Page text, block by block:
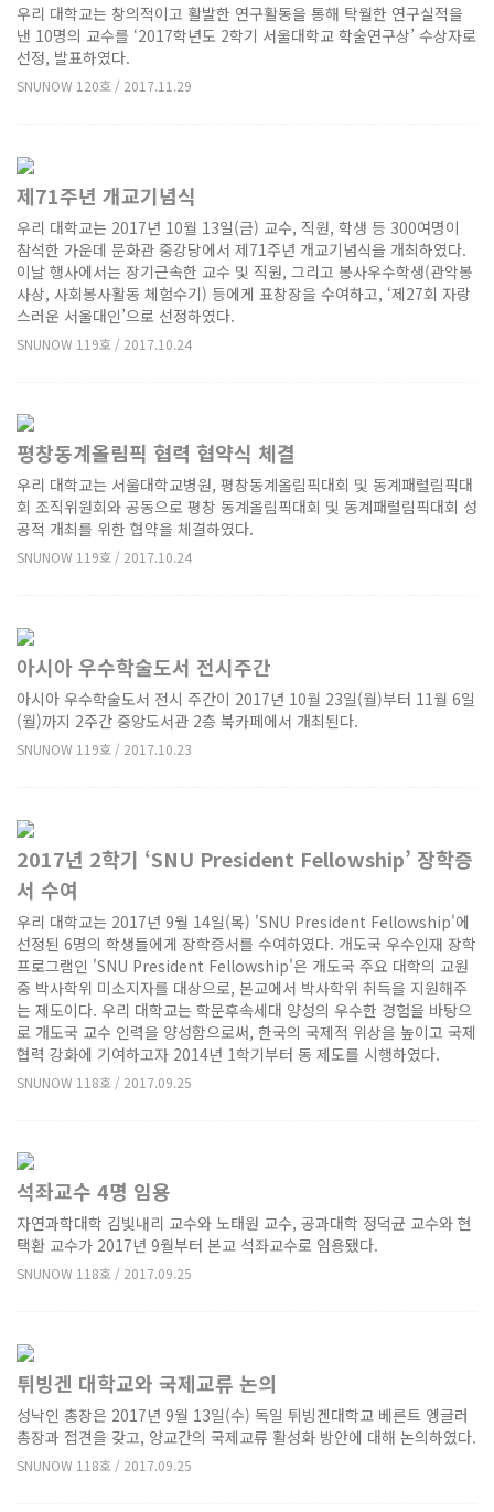
우리 대학교는 창의적이고 활발한 연구활동을 통해 탁월한 연구실적을
낸 10명의 교수를 ‘2017학년도 2학기 서울대학교 학술연구상’ 수상자로
선정, 발표하였다.
SNUNOW 120호 / 2017.11.29
제71주년 개교기념식
우리 대학교는 2017년 10월 13일(금) 교수, 직원, 학생 등 300여명이
참석한 가운데 문화관 중강당에서 제71주년 개교기념식을 개최하였다.
이날 행사에서는 장기근속한 교수 및 직원, 그리고 봉사우수학생(관악봉
사상, 사회봉사활동 체험수기) 등에게 표창장을 수여하고, ‘제27회 자랑
스러운 서울대인’으로 선정하였다.
SNUNOW 119호 / 2017.10.24
평창동계올림픽 협력 협약식 체결
우리 대학교는 서울대학교병원, 평창동계올림픽대회 및 동계패럴림픽대
회 조직위원회와 공동으로 평창 동계올림픽대회 및 동계패럴림픽대회 성
공적 개최를 위한 협약을 체결하였다.
SNUNOW 119호 / 2017.10.24
아시아 우수학술도서 전시주간
아시아 우수학술도서 전시 주간이 2017년 10월 23일(월)부터 11월 6일
(월)까지 2주간 중앙도서관 2층 북카페에서 개최된다.
SNUNOW 119호 / 2017.10.23
2017년 2학기 ‘SNU President Fellowship’ 장학증
서 수여
우리 대학교는 2017년 9월 14일(목) 'SNU President Fellowship'에
선정된 6명의 학생들에게 장학증서를 수여하였다. 개도국 우수인재 장학
프로그램인 'SNU President Fellowship'은 개도국 주요 대학의 교원
중 박사학위 미소지자를 대상으로, 본교에서 박사학위 취득을 지원해주
는 제도이다. 우리 대학교는 학문후속세대 양성의 우수한 경험을 바탕으
로 개도국 교수 인력을 양성함으로써, 한국의 국제적 위상을 높이고 국제
협력 강화에 기여하고자 2014년 1학기부터 동 제도를 시행하였다.
SNUNOW 118호 / 2017.09.25
석좌교수 4명 임용
자연과학대학 김빛내리 교수와 노태원 교수, 공과대학 정덕균 교수와 현
택환 교수가 2017년 9월부터 본교 석좌교수로 임용됐다.
SNUNOW 118호 / 2017.09.25
튀빙겐 대학교와 국제교류 논의
성낙인 총장은 2017년 9월 13일(수) 독일 튀빙겐대학교 베른트 엥글러
총장과 접견을 갖고, 양교간의 국제교류 활성화 방안에 대해 논의하였다.
SNUNOW 118호 / 2017.09.25